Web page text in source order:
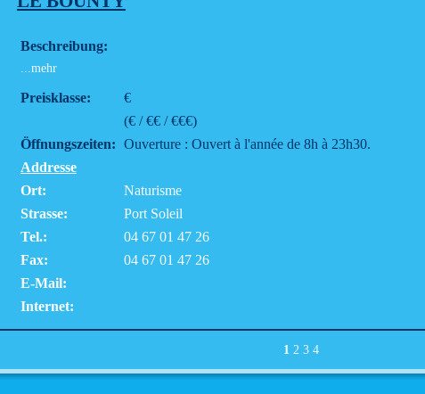
Beschreibung:
...mehr
Preisklasse:
€
(€ / €€ / €€€)
Öffnungszeiten: Ouverture : Ouvert à l'année de 8h à 23h30.
Addresse
Ort:
Naturisme
Strasse:
Port Soleil
Tel.:
04 67 01 47 26
Fax:
04 67 01 47 26
E-Mail:
Internet:
1 2 3 4